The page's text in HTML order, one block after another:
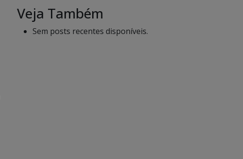
Veja Também
Sem posts recentes disponíveis.